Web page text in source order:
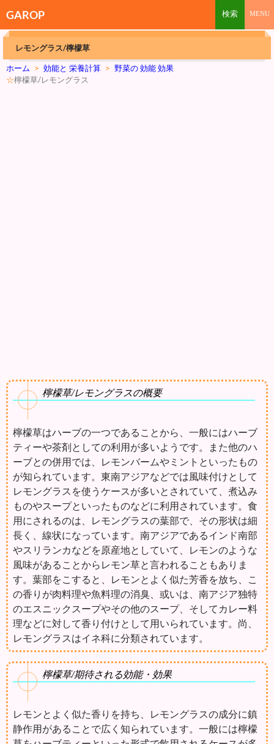
GAROP
レモングラス/檸檬草
ホーム > 効能と 栄養計算 > 野菜の 効能 効果
☆檸檬草/レモングラス
檸檬草/レモングラスの概要
檸檬草はハーブの一つであることから、一般にはハーブ
ティーや茶剤としての利用が多いようです。また他のハ
ーブとの併用では、レモンバームやミントといったもの
が知られています。東南アジアなどでは風味付けとして
レモングラスを使うケースが多いとされていて、煮込み
ものやスープといったものなどに利用されています。食
用にされるのは、レモングラスの葉部で、その形状は細
長く、線状になっています。南アジアであるインド南部
やスリランカなどを原産地としていて、レモンのような
風味があることからレモン草と言われることもありま
す。葉部をこすると、レモンとよく似た芳香を放ち、こ
の香りが肉料理や魚料理の消臭、或いは、南アジア独特
のエスニックスープやその他のスープ、そしてカレー料
理などに対して香り付けとして用いられています。尚、
レモングラスはイネ科に分類されています。
檸檬草/期待される効能・効果
レモンとよく似た香りを持ち、レモングラスの成分に鎮
静作用があることで広く知られています。一般には檸檬